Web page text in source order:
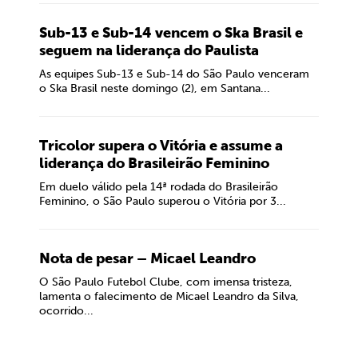
Sub-13 e Sub-14 vencem o Ska Brasil e
seguem na liderança do Paulista
As equipes Sub-13 e Sub-14 do São Paulo venceram
o Ska Brasil neste domingo (2), em Santana...
Tricolor supera o Vitória e assume a
liderança do Brasileirão Feminino
Em duelo válido pela 14ª rodada do Brasileirão
Feminino, o São Paulo superou o Vitória por 3...
Nota de pesar – Micael Leandro
O São Paulo Futebol Clube, com imensa tristeza,
lamenta o falecimento de Micael Leandro da Silva,
ocorrido...